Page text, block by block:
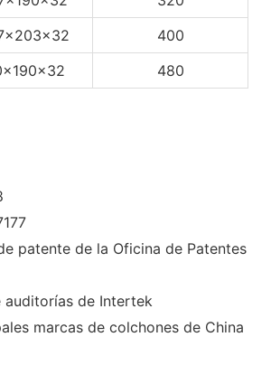
400
480
patente de la Oficina de Patentes
de Intertek
marcas de colchones de China